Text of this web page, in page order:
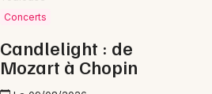
Concerts
Candlelight : de
Mozart à Chopin